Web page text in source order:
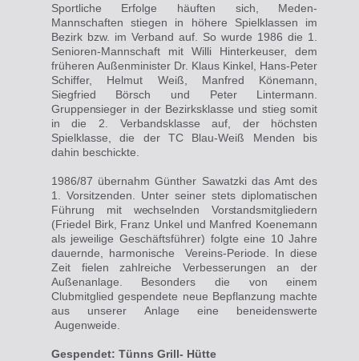
Sportliche Erfolge häuften sich, Meden-
Mannschaften stiegen in höhere Spielklassen im
Bezirk bzw. im Verband auf. So wurde 1986 die 1.
Senioren-Mannschaft mit Willi Hinterkeuser, dem
früheren Außenminister Dr. Klaus Kinkel, Hans-Peter
Schiffer, Helmut Weiß, Manfred Könemann,
Siegfried Börsch und Peter Lintermann.
Gruppensieger in derBezirksklasse und stieg somit
in die 2. Verbandsklasse auf, der höchsten
Spielklasse, die der TC Blau-Weiß Menden bis
dahin beschickte.
1986/87 übernahm Günther Sawatzki das Amt des
1. Vorsitzenden. Unter seiner stets diplomatischen
Führung mit wechselnden Vorstandsmitgliedern
(Friedel Birk, Franz Unkel und Manfred Koenemann
als jeweilige Geschäftsführer) folgte eine 10 Jahre
dauernde, harmonische Vereins-Periode. In diese
Zeit fielen zahlreiche Verbesserungen an der
Außenanlage. Besonders die von einem
Clubmitglied gespendete neue Bepflanzung machte
aus unserer Anlage eine beneidenswerte
Augenweide.
Gespendet: Tünns Grill- Hütte